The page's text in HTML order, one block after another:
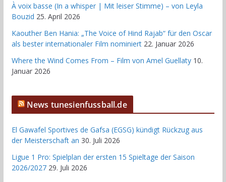
À voix basse (In a whisper | Mit leiser Stimme) – von Leyla
Bouzid 25. April 2026
Kaouther Ben Hania: „The Voice of Hind Rajab“ für den Oscar
als bester internationaler Film nominiert 22. Januar 2026
Where the Wind Comes From – Film von Amel Guellaty 10.
Januar 2026
News tunesienfussball.de
El Gawafel Sportives de Gafsa (EGSG) kündigt Rückzug aus
der Meisterschaft an 30. Juli 2026
Ligue 1 Pro: Spielplan der ersten 15 Spieltage der Saison
2026/2027 29. Juli 2026